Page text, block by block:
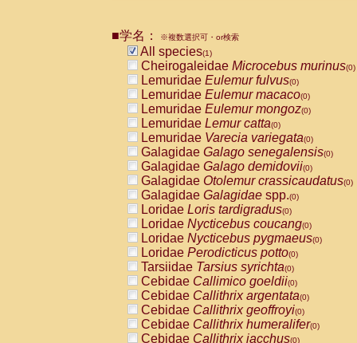
CebidaeCebus nigrivittatus
CebidaeCebus
CebidaeSaimiri boliviensis(0)
CebidaeSaimiri sciureus(0)
AtelidaeAlouatta caraya(0)
AtelidaeAlouatta fusca(0)
AtelidaeAlouatta seniculus
AtelidaeAlouattaspp.(0)
AtelidaeAteles belzebuth(0)
AtelidaeAteles geoffroyi(0)
AtelidaeAteles paniscus(0)
AtelidaeAtelesspp.(0)
Atelidae Lagothrix lagothricha
AtelidaeLagothrix lagothricha cana
PitheciidaeCacajao calvus
PitheciidaeCallicebus cupreus
PitheciidaeCallicebus donacophilus
PitheciidaeCallicebus moloch
PitheciidaeCallicebus torquatus
PitheciidaeCallicebusspp.(0)
PitheciidaeChiropotes satanas(0)
PitheciidaePithecia monachus
■学名： ※複数選択可・or検索
All species(1)
Cheirogaleidae Microcebus murinus(0)
Lemuridae Eulemur fulvus(0)
Lemuridae Eulemur macaco(0)
Lemuridae Eulemur mongoz(0)
Lemuridae Lemur catta(0)
Lemuridae Varecia variegata(0)
Galagidae Galago senegalensis(0)
Galagidae Galago demidovii(0)
Galagidae Otolemur crassicaudatus(0)
Galagidae Galagidae spp.(0)
Loridae Loris tardigradus(0)
Loridae Nycticebus coucang(0)
Loridae Nycticebus pygmaeus(0)
Loridae Perodicticus potto(0)
Tarsiidae Tarsius syrichta(0)
Cebidae Callimico goeldii(0)
Cebidae Callithrix argentata(0)
Cebidae Callithrix geoffroyi(0)
Cebidae Callithrix humeralifer(0)
Cebidae Callithrix jacchus(0)